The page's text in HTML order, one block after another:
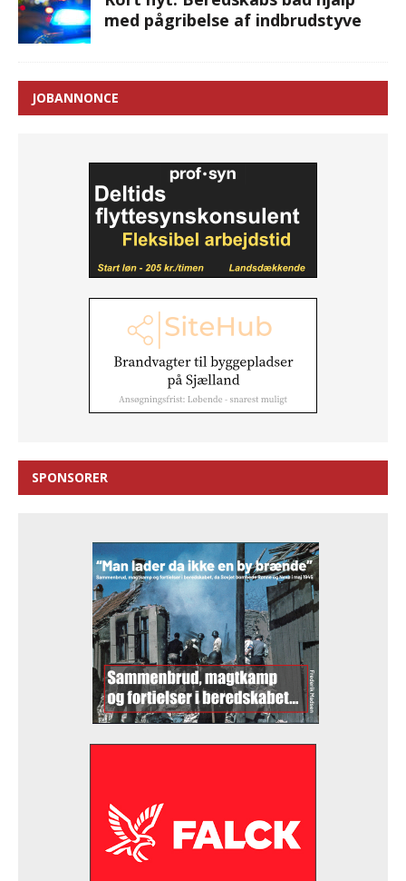
med pågribelse af indbrudstyve
JOBANNONCE
SPONSORER